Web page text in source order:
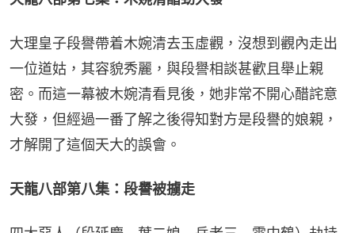
大理皇子段譽帶着木婉清去玉虛觀，沒想到觀內走出
一位道姑，其容貌秀麗，與段譽相談甚歡且舉止親
密。而這一幕被木婉清看見後，她非常不開心醋詫意
大發，但經過一番了解之後得知對方是段譽的娘親，
才解開了這個天大的誤會。
天龍八部第八集：段譽被擄走